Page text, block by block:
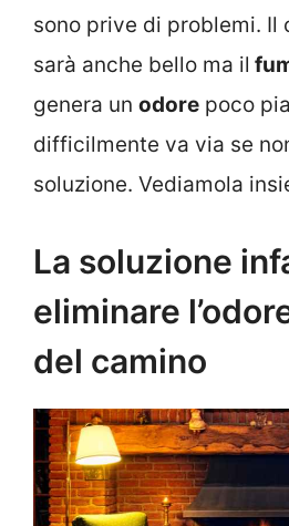
sono prive di problemi. Il
sarà anche bello ma il
genera un odore poco
difficilmente va via se
soluzione. Vediamola
La soluzione
eliminare
del camino